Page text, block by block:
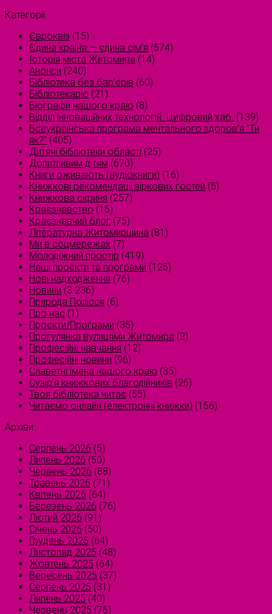
Категорії
Євроквіз (15)
Єдина країна — єдина сім’я (574)
Історія міста Житомира (14)
Анонси (240)
Бібліотека без бар'єрів (60)
Бібліотекарю (21)
Біографи нашого краю (8)
Відділ інноваційних технологій. Цифровий хаб. (139)
Всеукраїнська програма ментального здоров'я "Ти
як?" (405)
Дитячі бібліотеки області (25)
Допитливим дітям (670)
Книги оживають (аудіокниги) (16)
Книжкові рекомендації зіркових гостей (5)
Книжкова скриня (257)
Краєзнавство (15)
Краєзнавчий блог (75)
Літературна Житомирщина (81)
Ми в соцмережах (7)
Молодіжний простір (419)
Наші проєкти та програми (125)
Нові надходження (76)
Новини (3 236)
Природа Полісся (6)
Про нас (1)
Проєкти/Програми (35)
Прогулянка вулицями Житомира (2)
Професійні навчання (12)
Професійні новини (96)
Славетні імена нашого краю (35)
Сузірʼя книжкових благодійників (26)
Твоя бібліотека читає (55)
Читаємо онлайн (електронні книжки) (156)
Архіви
Серпень 2026 (5)
Липень 2026 (50)
Червень 2026 (88)
Травень 2026 (71)
Квітень 2026 (64)
Березень 2026 (76)
Лютий 2026 (91)
Січень 2026 (50)
Грудень 2025 (64)
Листопад 2025 (48)
Жовтень 2025 (64)
Вересень 2025 (37)
Серпень 2025 (31)
Липень 2025 (40)
Червень 2025 (76)